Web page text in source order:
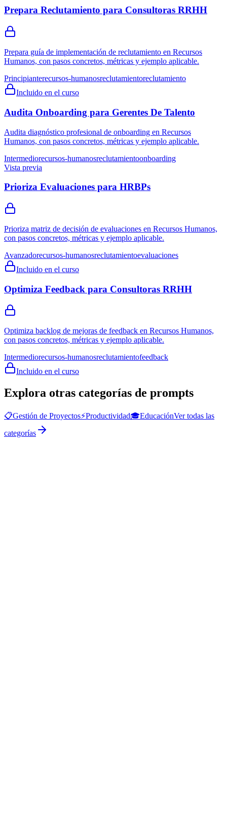
Prepara Reclutamiento para Consultoras RRHH
Prepara guía de implementación de reclutamiento en Recursos
Humanos, con pasos concretos, métricas y ejemplo aplicable.
Principianterecursos-humanosreclutamientoreclutamiento
Incluido en el curso
Audita Onboarding para Gerentes De Talento
Audita diagnóstico profesional de onboarding en Recursos
Humanos, con pasos concretos, métricas y ejemplo aplicable.
Intermediorecursos-humanosreclutamientoonboarding
Vista previa
Prioriza Evaluaciones para HRBPs
Prioriza matriz de decisión de evaluaciones en Recursos Humanos,
con pasos concretos, métricas y ejemplo aplicable.
Avanzadorecursos-humanosreclutamientoevaluaciones
Incluido en el curso
Optimiza Feedback para Consultoras RRHH
Optimiza backlog de mejoras de feedback en Recursos Humanos,
con pasos concretos, métricas y ejemplo aplicable.
Intermediorecursos-humanosreclutamientofeedback
Incluido en el curso
Explora otras categorías de prompts
📋Gestión de Proyectos⚡Productividad🎓EducaciónVer todas las
categorías